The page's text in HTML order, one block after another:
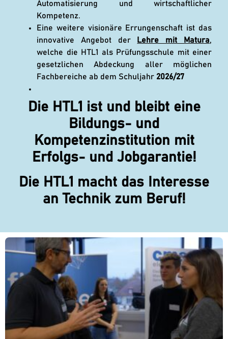
Automatisierung und wirtschaftlicher
Kompetenz.
Eine weitere visionäre Errungenschaft ist das
innovative Angebot der
Lehre mit Matura,
welche die HTL1 als Prüfungsschule mit einer
gesetzlichen Abdeckung aller möglichen
Fachbereiche ab dem Schuljahr 2026/27
Die HTL1 ist und bleibt eine
Bildungs- und
Kompetenzinstitution mit
Erfolgs- und Jobgarantie!
Die HTL1 macht das Interesse
an Technik zum Beruf!